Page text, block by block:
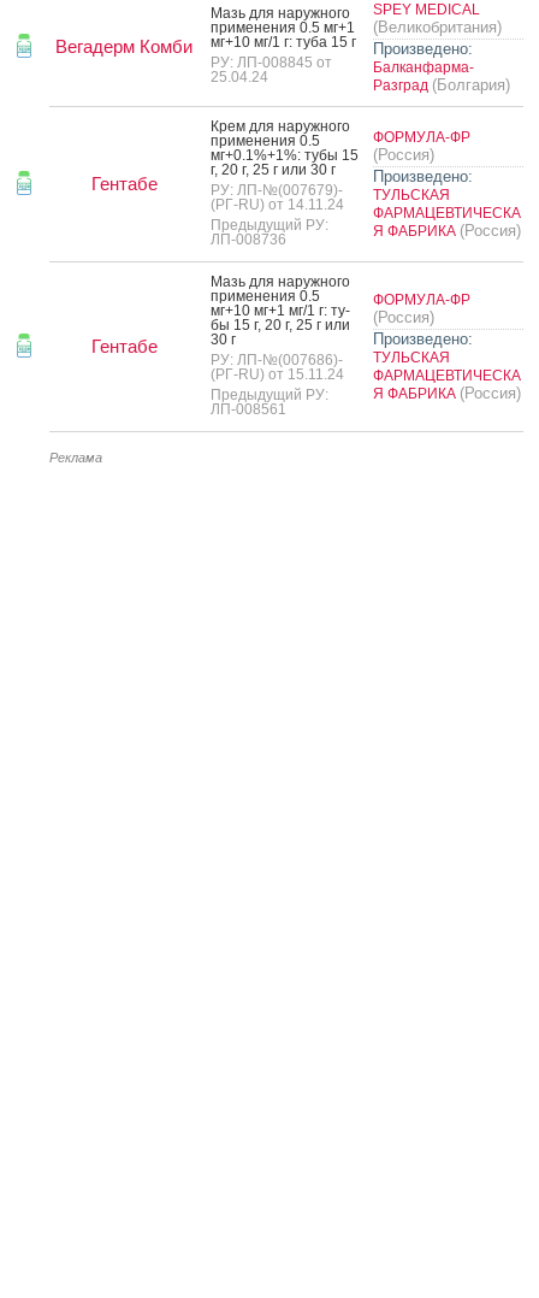
Вегадерм Комби
Мазь для на­руж­но­го
при­мене­ния 0.5 мг+1
мг+10 мг/1 г: ту­ба 15 г
РУ: ЛП-008845 от
25.04.24
SPEY MEDICAL
(Великобритания)
Произведено:
Балканфарма-
Разград (Болгария)
Гентабе
Крем для на­руж­но­го
при­мене­ния 0.5
мг+0.1%+1%: ту­бы 15
г, 20 г, 25 г или 30 г
РУ: ЛП-№(007679)-
(РГ-RU) от 14.11.24
Предыдущий РУ:
ЛП-008736
ФОРМУЛА-ФР
(Россия)
Произведено:
ТУЛЬСКАЯ
ФАРМАЦЕВТИЧЕСКА
Я ФАБРИКА (Россия)
Гентабе
Мазь для на­руж­но­го
при­мене­ния 0.5
мг+10 мг+1 мг/1 г: ту­
бы 15 г, 20 г, 25 г или
30 г
РУ: ЛП-№(007686)-
(РГ-RU) от 15.11.24
Предыдущий РУ:
ЛП-008561
ФОРМУЛА-ФР
(Россия)
Произведено:
ТУЛЬСКАЯ
ФАРМАЦЕВТИЧЕСКА
Я ФАБРИКА (Россия)
Реклама